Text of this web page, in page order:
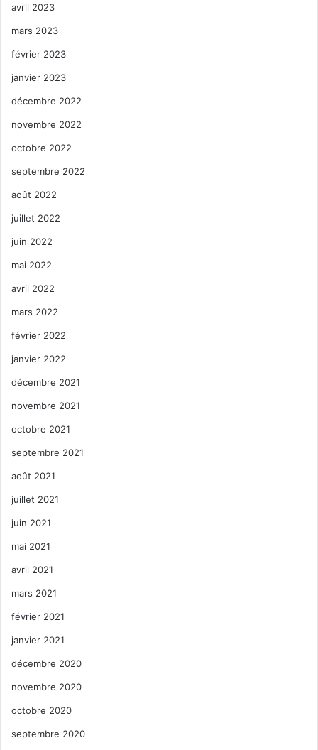
avril 2023
mars 2023
février 2023
janvier 2023
décembre 2022
novembre 2022
octobre 2022
septembre 2022
août 2022
juillet 2022
juin 2022
mai 2022
avril 2022
mars 2022
février 2022
janvier 2022
décembre 2021
novembre 2021
octobre 2021
septembre 2021
août 2021
juillet 2021
juin 2021
mai 2021
avril 2021
mars 2021
février 2021
janvier 2021
décembre 2020
novembre 2020
octobre 2020
septembre 2020